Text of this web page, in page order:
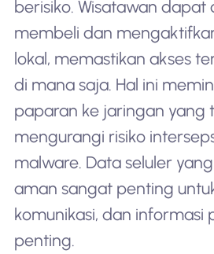
berisiko. Wisatawan
membeli dan
lokal, memastikan akses
di mana saja. Hal ini
paparan ke jaringan yang
mengurangi risiko
malware. Data seluler
aman sangat penting
komunikasi, dan informasi
penting.